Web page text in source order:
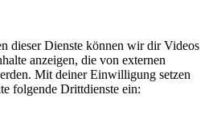
dieser Dienste können wir dir Videos
anzeigen, die von externen
Mit deiner Einwilligung setzen
folgende Drittdienste ein: